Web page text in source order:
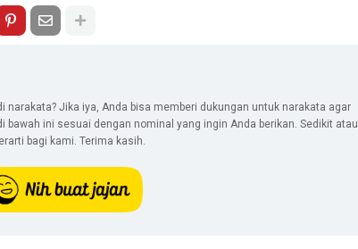
narakata? Jika iya, Anda bisa memberi dukungan untuk narakata agar
bawah ini sesuai dengan nominal yang ingin Anda berikan. Sedikit atau
bagi kami. Terima kasih.